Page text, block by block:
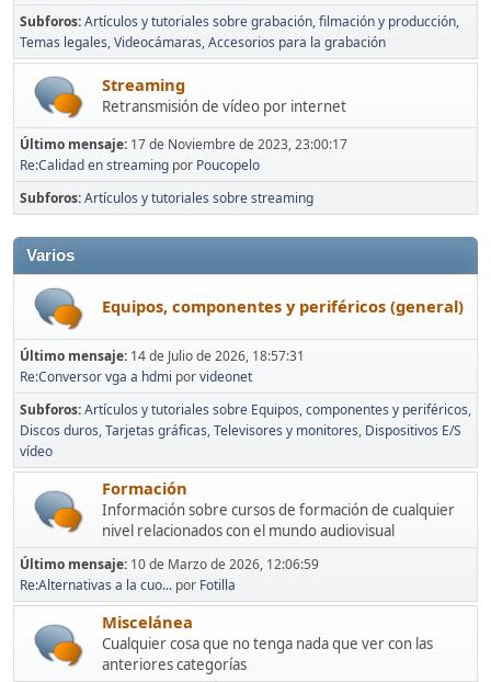
Subforos Artículos y tutoriales sobre grabación, filmación y producción
Temas legales Videocámaras Accesorios para la grabación
Streaming
Retransmisión de vídeo por internet
Último mensaje: 17 de Noviembre de 2023, 23:00:17
Re:Calidad en streaming por Poucopelo
Subforos Artículos y tutoriales sobre streaming
Varios
Equipos, componentes y periféricos (general)
Último mensaje: 14 de Julio de 2026, 18:57:31
Re:Conversor vga a hdmi porvideonet
Subforos Artículos y tutoriales sobre Equipos, componentes y periféricos
Discos duros Tarjetas gráficas Televisores y monitores Dispositivos E/S
vídeo
Formación
Información sobre cursos de formación de cualquier
nivel relacionados con el mundo audiovisual
Último mensaje: 10 de Marzo de 2026, 12:06:59
Re:Alternativas a la cuo... por Fotilla
Miscelánea
Cualquier cosa que no tenga nada que ver con las
anteriores categorías